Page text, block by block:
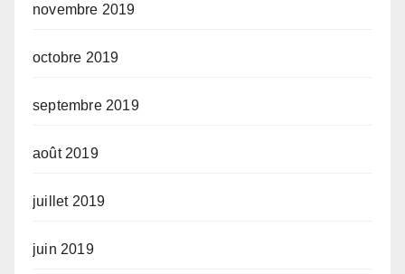
novembre 2019
octobre 2019
septembre 2019
août 2019
juillet 2019
juin 2019